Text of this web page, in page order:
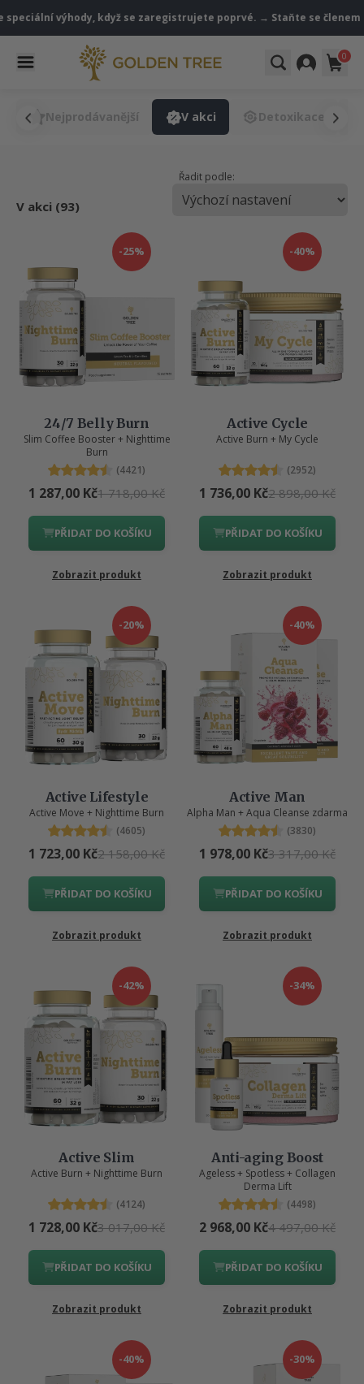
výhody, když se zaregistrujete poprvé. → Staňte se členem
0
Nejprodávanější V akci Detoxikace
V akci (93)
Řadit podle:
-25%
24/7 Belly Burn
Slim Coffee Booster + Nighttime
Burn
(4421)
1 287,00 Kč1 718,00 Kč
PŘIDAT DO KOŠÍKU
Zobrazit produkt
-40%
Active Cycle
Active Burn + My Cycle
(2952)
1 736,00 Kč2 898,00 Kč
PŘIDAT DO KOŠÍKU
Zobrazit produkt
-20%
Active Lifestyle
Active Move + Nighttime Burn
(4605)
1 723,00 Kč2 158,00 Kč
PŘIDAT DO KOŠÍKU
Zobrazit produkt
-40%
Active Man
Alpha Man + Aqua Cleanse zdarma
(3830)
1 978,00 Kč3 317,00 Kč
PŘIDAT DO KOŠÍKU
Zobrazit produkt
-42%
Active Slim
Active Burn + Nighttime Burn
(4124)
1 728,00 Kč3 017,00 Kč
PŘIDAT DO KOŠÍKU
Zobrazit produkt
-34%
Anti-aging Boost
Ageless + Spotless + Collagen
Derma Lift
(4498)
2 968,00 Kč4 497,00 Kč
PŘIDAT DO KOŠÍKU
Zobrazit produkt
-40% -30%